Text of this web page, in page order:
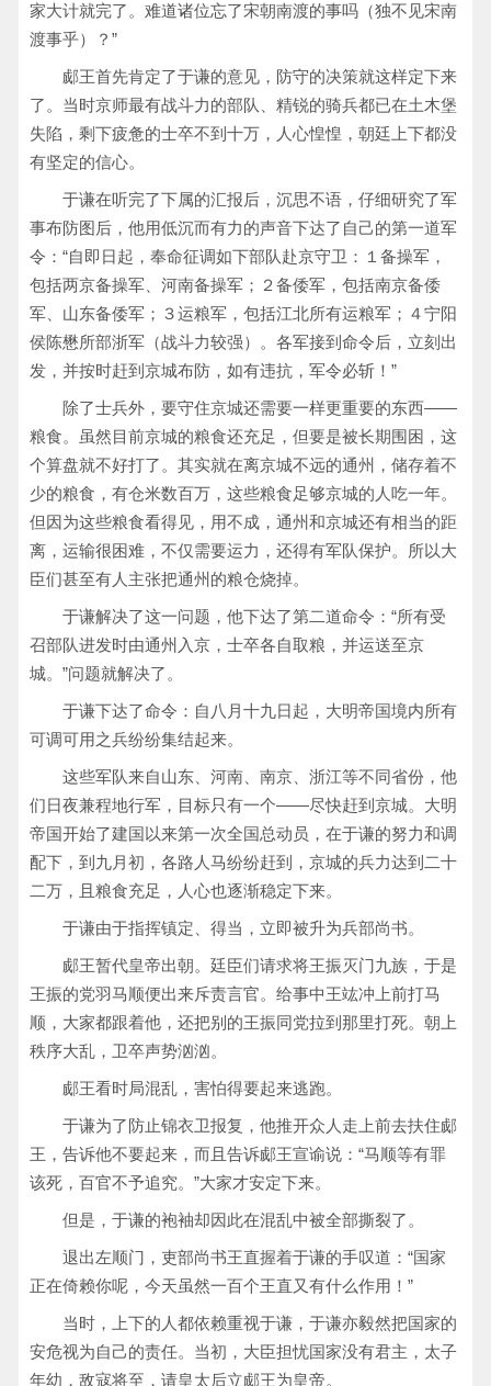
家大计就完了。难道诸位忘了宋朝南渡的事吗（独不见宋南
渡事乎）？”
郕王首先肯定了于谦的意见，防守的决策就这样定下来
了。当时京师最有战斗力的部队、精锐的骑兵都已在土木堡
失陷，剩下疲惫的士卒不到十万，人心惶惶，朝廷上下都没
有坚定的信心。
于谦在听完了下属的汇报后，沉思不语，仔细研究了军
事布防图后，他用低沉而有力的声音下达了自己的第一道军
令：“自即日起，奉命征调如下部队赴京守卫：１备操军，
包括两京备操军、河南备操军；２备倭军，包括南京备倭
军、山东备倭军；３运粮军，包括江北所有运粮军；４宁阳
侯陈懋所部浙军（战斗力较强）。各军接到命令后，立刻出
发，并按时赶到京城布防，如有违抗，军令必斩！”
除了士兵外，要守住京城还需要一样更重要的东西——
粮食。虽然目前京城的粮食还充足，但要是被长期围困，这
个算盘就不好打了。其实就在离京城不远的通州，储存着不
少的粮食，有仓米数百万，这些粮食足够京城的人吃一年。
但因为这些粮食看得见，用不成，通州和京城还有相当的距
离，运输很困难，不仅需要运力，还得有军队保护。所以大
臣们甚至有人主张把通州的粮仓烧掉。
于谦解决了这一问题，他下达了第二道命令：“所有受
召部队进发时由通州入京，士卒各自取粮，并运送至京
城。”问题就解决了。
于谦下达了命令：自八月十九日起，大明帝国境内所有
可调可用之兵纷纷集结起来。
这些军队来自山东、河南、南京、浙江等不同省份，他
们日夜兼程地行军，目标只有一个——尽快赶到京城。大明
帝国开始了建国以来第一次全国总动员，在于谦的努力和调
配下，到九月初，各路人马纷纷赶到，京城的兵力达到二十
二万，且粮食充足，人心也逐渐稳定下来。
于谦由于指挥镇定、得当，立即被升为兵部尚书。
郕王暂代皇帝出朝。廷臣们请求将王振灭门九族，于是
王振的党羽马顺便出来斥责言官。给事中王竑冲上前打马
顺，大家都跟着他，还把别的王振同党拉到那里打死。朝上
秩序大乱，卫卒声势汹汹。
郕王看时局混乱，害怕得要起来逃跑。
于谦为了防止锦衣卫报复，他推开众人走上前去扶住郕
王，告诉他不要起来，而且告诉郕王宣谕说：“马顺等有罪
该死，百官不予追究。”大家才安定下来。
但是，于谦的袍袖却因此在混乱中被全部撕裂了。
退出左顺门，吏部尚书王直握着于谦的手叹道：“国家
正在倚赖你呢，今天虽然一百个王直又有什么作用！”
当时，上下的人都依赖重视于谦，于谦亦毅然把国家的
安危视为自己的责任。当初，大臣担忧国家没有君主，太子
年幼，敌寇将至，请皇太后立郕王为皇帝。